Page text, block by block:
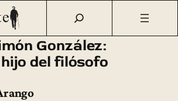
González Vida
Simón González:
el hijo del filósofo
González:
del filósofo